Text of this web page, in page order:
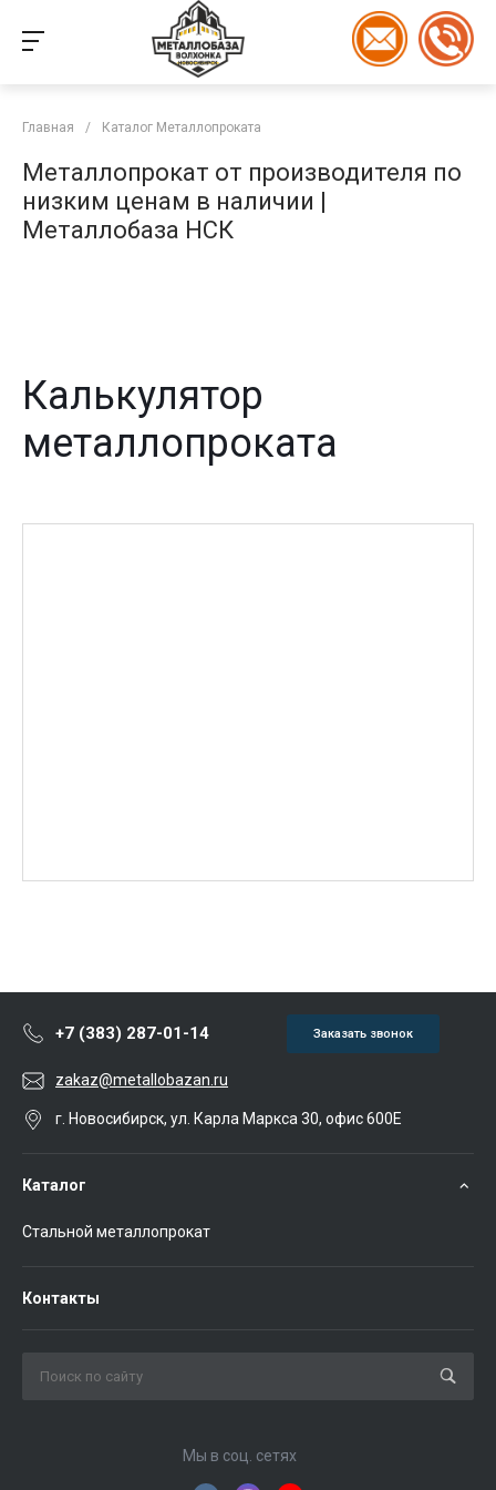
Главная / Каталог Металлопроката
Металлопрокат от производителя по
низким ценам в наличии |
Металлобаза НСК
Калькулятор
металлопроката
+7 (383) 287-01-14 Заказать звонок
zakaz@metallobazan.ru
г. Новосибирск, ул. Карла Маркса 30, офис 600Е
Каталог
Стальной металлопрокат
Контакты
Мы в соц. сетях